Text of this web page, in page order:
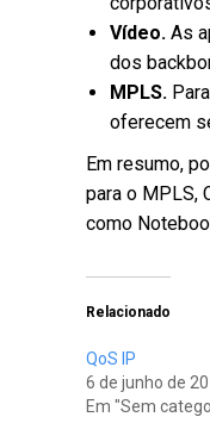
Vídeo. As
dos
MPLS.
oferecem
Em resumo,
para o MPLS,
como
Relacionado
QoS IP
6 de junho de
Em "Sem